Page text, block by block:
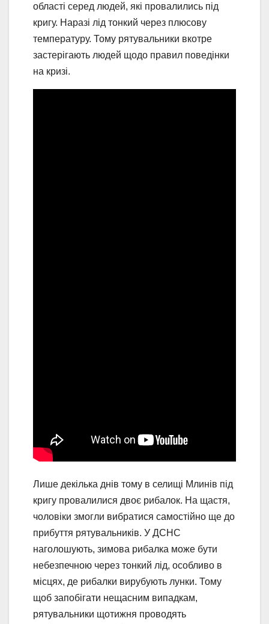
області серед людей, які провалились під
кригу. Наразі лід тонкий через плюсову
температуру. Тому рятувальники вкотре
застерігають людей щодо правил поведінки
на кризі.
Лише декілька днів тому в селищі Млинів під
кригу провалилися двоє рибалок. На щастя,
чоловіки змогли вибратися самостійно ще до
прибуття рятувальників. У ДСНС
наголошують, зимова рибалка може бути
небезпечною через тонкий лід, особливо в
місцях, де рибалки вирубують лунки. Тому
щоб запобігати нещасним випадкам,
рятувальники щотижня проводять